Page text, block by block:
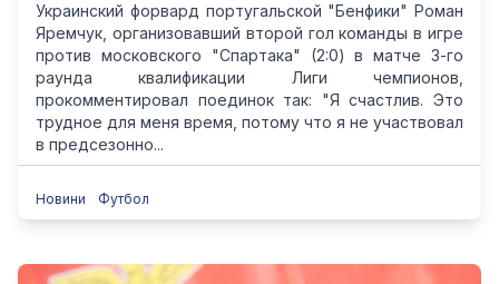
Украинский форвард португальской "Бенфики" Роман
Яремчук, организовавший второй гол команды в игре
против московского "Спартака" (2:0) в матче 3-го
раунда квалификации Лиги чемпионов,
прокомментировал поединок так: "Я счастлив. Это
трудное для меня время, потому что я не участвовал
в предсезонно...
Новини Футбол